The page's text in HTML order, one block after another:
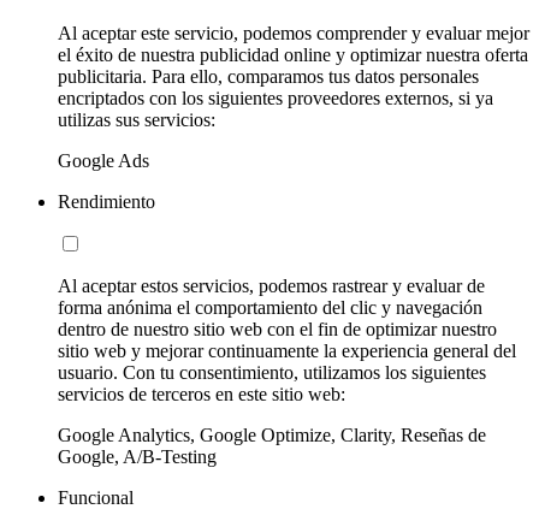
Al aceptar este servicio, podemos comprender y evaluar mejor
el éxito de nuestra publicidad online y optimizar nuestra oferta
publicitaria. Para ello, comparamos tus datos personales
encriptados con los siguientes proveedores externos, si ya
utilizas sus servicios:
Google Ads
Rendimiento
Al aceptar estos servicios, podemos rastrear y evaluar de
forma anónima el comportamiento del clic y navegación
dentro de nuestro sitio web con el fin de optimizar nuestro
sitio web y mejorar continuamente la experiencia general del
usuario. Con tu consentimiento, utilizamos los siguientes
servicios de terceros en este sitio web:
Google Analytics, Google Optimize, Clarity, Reseñas de
Google, A/B-Testing
Funcional